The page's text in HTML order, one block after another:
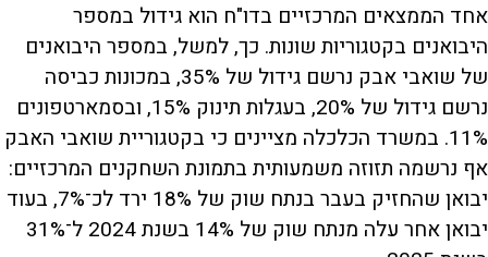
אחד הממצאים המרכזיים בדו"ח הוא גידול במספר
היבואנים בקטגוריות שונות. כך, למשל, במספר היבואנים
של שואבי אבק נרשם גידול של 35%, במכונות כביסה
נרשם גידול של 20%, בעגלות תינוק 15%, ובסמארטפונים
11%. במשרד הכלכלה מציינים כי בקטגוריית שואבי האבק
אף נרשמה תזוזה משמעותית בתמונת השחקנים המרכזיים:
יבואן שהחזיק בעבר בנתח שוק של 18% ירד לכ־7%, בעוד
יבואן אחר עלה מנתח שוק של 14% בשנת 2024 ל־31%